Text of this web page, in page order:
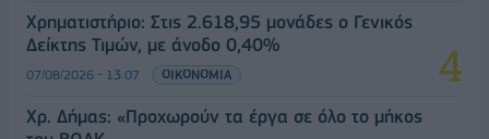
Χρηματιστήριο: Στις 2.618,95 μονάδες ο Γενικός
Δείκτης Τιμών, με άνοδο 0,40%
07/08/2026 - 13:07 ΟΙΚΟΝΟΜΙΑ
Χρ. Δήμας: «Προχωρούν τα έργα σε όλο το μήκος